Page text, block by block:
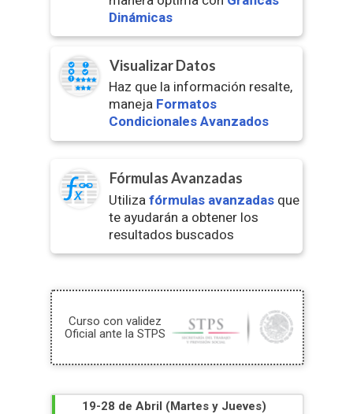
Dinámicas
Visualizar Datos
Haz que la información resalte,
maneja Formatos
Condicionales Avanzados
Fórmulas Avanzadas
Utilizafórmulas avanzadas que
te ayudarán a obtener los
resultados buscados
19-28 de Abril (Martes y Jueves)
Curso con validez
Oficial ante la STPS